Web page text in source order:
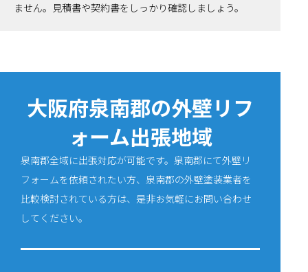
ません。見積書や契約書をしっかり確認しましょう。
大阪府泉南郡の外壁リフ
ォーム出張地域
泉南郡全域に出張対応が可能です。泉南郡にて外壁リ
フォームを依頼されたい方、泉南郡の外壁塗装業者を
比較検討されている方は、是非お気軽にお問い合わせ
してください。